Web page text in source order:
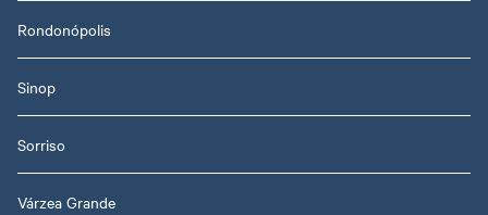
Rondonópolis
Sinop
Sorriso
Várzea Grande